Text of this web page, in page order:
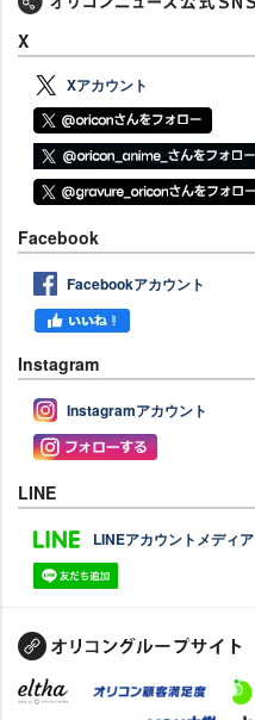
X
Xアカウント
Facebook
Facebookアカウント
Instagram
Instagramアカウント
LINE
LINEアカウントメディア